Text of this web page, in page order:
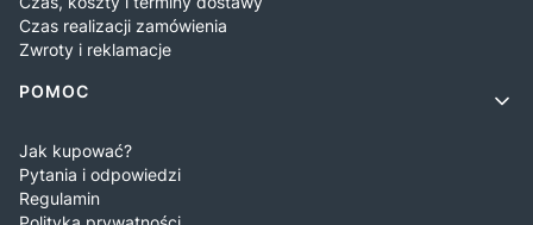
Czas realizacji zamówienia
Zwroty i reklamacje
POMOC
Jak kupować?
Pytania i odpowiedzi
Regulamin